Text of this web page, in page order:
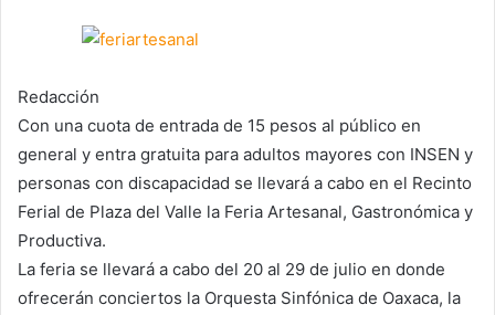
Redacción
Con una cuota de entrada de 15 pesos al público en
general y entra gratuita para adultos mayores con INSEN y
personas con discapacidad se llevará a cabo en el Recinto
Ferial de Plaza del Valle la Feria Artesanal, Gastronómica y
Productiva.
La feria se llevará a cabo del 20 al 29 de julio en donde
ofrecerán conciertos la Orquesta Sinfónica de Oaxaca, la